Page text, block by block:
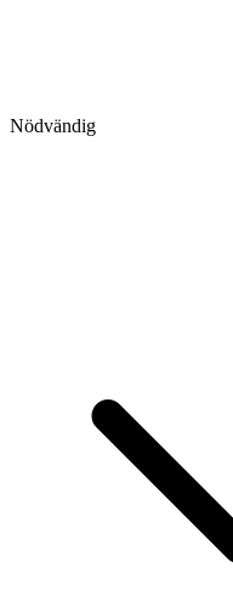
Nödvändig